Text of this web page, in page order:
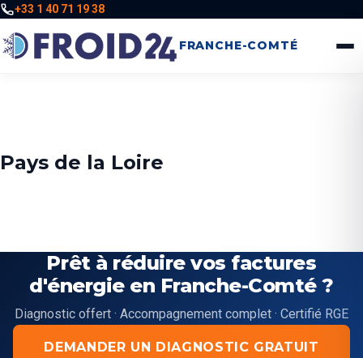
+33 1 40 71 19 38
FRANCHE-COMTÉ
Pays de la Loire
Prêt à réduire vos factures
d'énergie en Franche-Comté ?
Diagnostic offert · Accompagnement complet · Certifié RGE
DEMANDER UN DIAGNOSTIC GRATUIT